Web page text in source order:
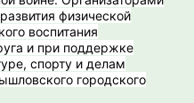
физической
воспитания
и при поддержке
спорту и делам
городского